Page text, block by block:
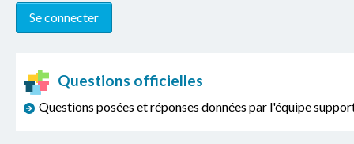
Questions officielles
Questions posées et réponses données par l'équipe